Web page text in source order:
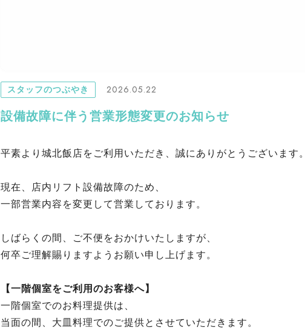
スタッフのつぶやき 2026.05.22
設備故障に伴う営業形態変更のお知らせ
平素より城北飯店をご利用いただき、誠にありがとうございます。
現在、店内リフト設備故障のため、
一部営業内容を変更して営業しております。
しばらくの間、ご不便をおかけいたしますが、
何卒ご理解賜りますようお願い申し上げます。
【一階個室をご利用のお客様へ】
一階個室でのお料理提供は、
当面の間、大皿料理でのご提供とさせていただきます。